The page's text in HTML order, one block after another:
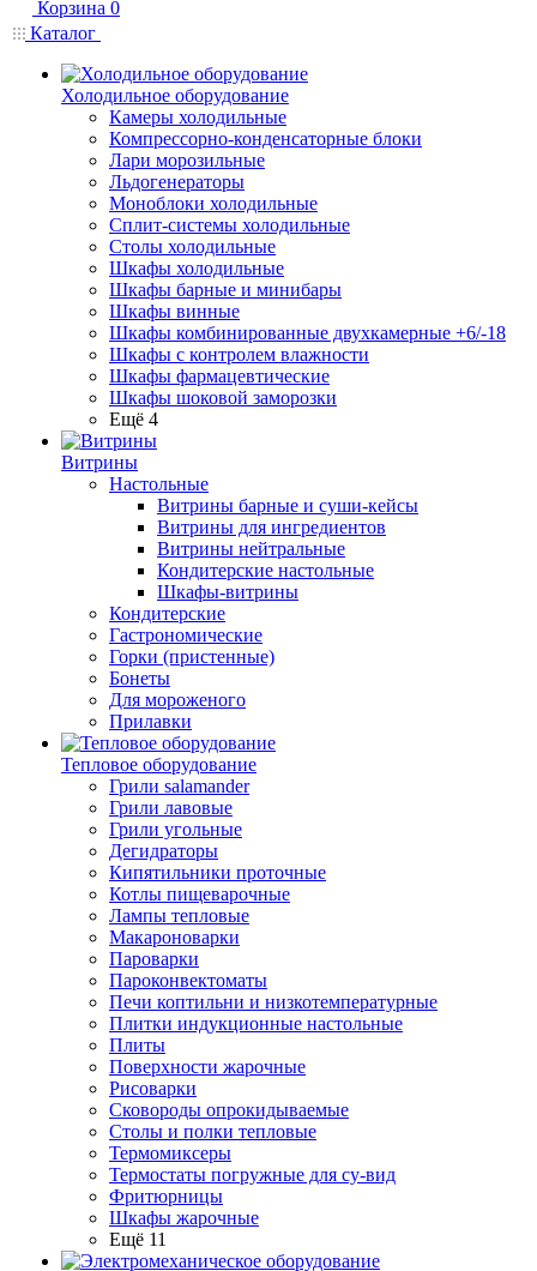
Корзина 0
Каталог
Холодильное оборудование
Камеры холодильные
Компрессорно-конденсаторные блоки
Лари морозильные
Льдогенераторы
Моноблоки холодильные
Сплит-системы холодильные
Столы холодильные
Шкафы холодильные
Шкафы барные и минибары
Шкафы винные
Шкафы комбинированные двухкамерные +6/-18
Шкафы с контролем влажности
Шкафы фармацевтические
Шкафы шоковой заморозки
Ещё 4
Витрины
Настольные
Витрины барные и суши-кейсы
Витрины для ингредиентов
Витрины нейтральные
Кондитерские настольные
Шкафы-витрины
Кондитерские
Гастрономические
Горки (пристенные)
Бонеты
Для мороженого
Прилавки
Тепловое оборудование
Грили salamander
Грили лавовые
Грили угольные
Дегидраторы
Кипятильники проточные
Котлы пищеварочные
Лампы тепловые
Макароноварки
Пароварки
Пароконвектоматы
Печи коптильни и низкотемпературные
Плитки индукционные настольные
Плиты
Поверхности жарочные
Рисоварки
Сковороды опрокидываемые
Столы и полки тепловые
Термомиксеры
Термостаты погружные для су-вид
Фритюрницы
Шкафы жарочные
Ещё 11